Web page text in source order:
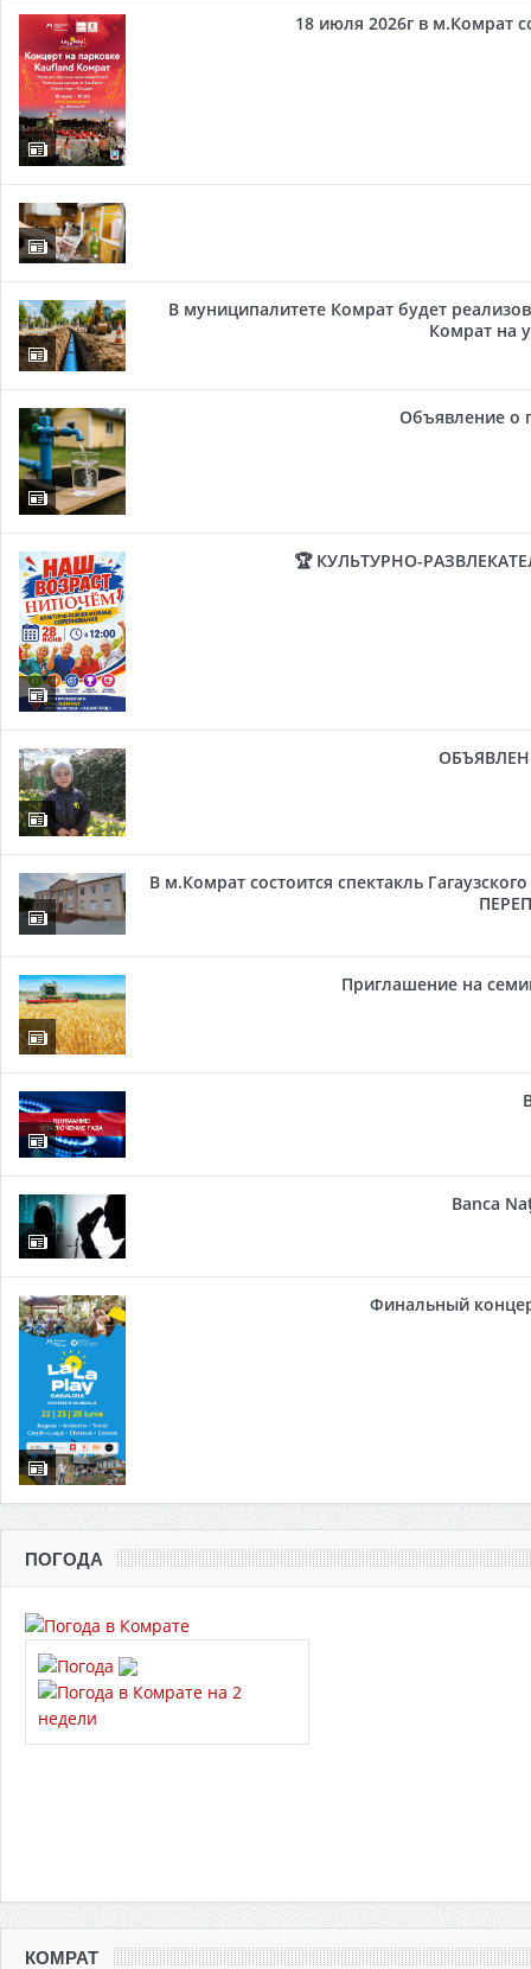
18 июля 2026г в м.Комрат
В муниципалитете Комрат будет
Комрат на
Объявление о
🏆 КУЛЬТУРНО-
В м.Комрат состоится спектакль
Приглашение на
Banca
Финальный
ПОГОДА
КОМРАТ